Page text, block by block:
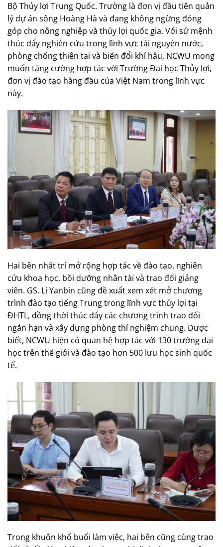
Bộ Thủy lợi Trung Quốc. Trường là đơn vị đầu tiên quản
lý dự án sông Hoàng Hà và đang không ngừng đóng
góp cho nông nghiệp và thủy lợi quốc gia. Với sứ mệnh
thúc đẩy nghiên cứu trong lĩnh vực tài nguyên nước,
phòng chống thiên tai và biến đổi khí hậu, NCWU mong
muốn tăng cường hợp tác với Trường Đại học Thủy lợi,
đơn vị đào tạo hàng đầu của Việt Nam trong lĩnh vực
này.
Hai bên nhất trí mở rộng hợp tác về đào tạo, nghiên
cứu khoa học, bồi dưỡng nhân tài và trao đổi giảng
viên. GS. Li Yanbin cũng đề xuất xem xét mở chương
trình đào tạo tiếng Trung trong lĩnh vực thủy lợi tại
ĐHTL, đồng thời thúc đẩy các chương trình trao đổi
ngắn hạn và xây dựng phòng thí nghiệm chung. Được
biết, NCWU hiện có quan hệ hợp tác với 130 trường đại
học trên thế giới và đào tạo hơn 500 lưu học sinh quốc
tế.
Trong khuôn khổ buổi làm việc, hai bên cũng cùng trao